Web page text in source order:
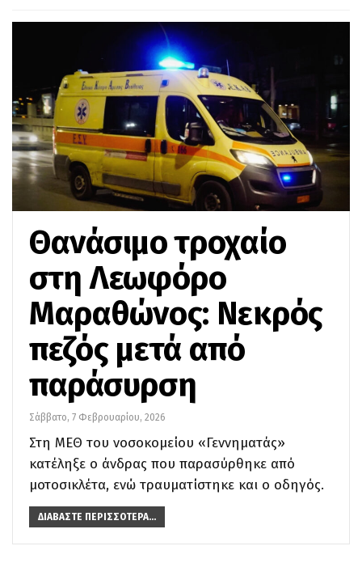
Θανάσιμο τροχαίο
στη Λεωφόρο
Μαραθώνος: Νεκρός
πεζός μετά από
παράσυρση
Σάββατο, 7 Φεβρουαρίου, 2026
Στη ΜΕΘ του νοσοκομείου «Γεννηματάς»
κατέληξε ο άνδρας που παρασύρθηκε από
μοτοσικλέτα, ενώ τραυματίστηκε και ο οδηγός.
ΔΙΑΒΆΣΤΕ ΠΕΡΙΣΣΌΤΕΡΑ...